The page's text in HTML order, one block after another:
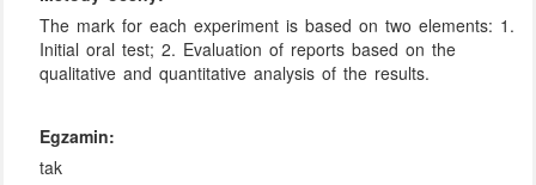
The mark for each experiment is based on two elements: 1.
Initial oral test; 2. Evaluation of reports based on the
qualitative and quantitative analysis of the results.
Egzamin:
tak